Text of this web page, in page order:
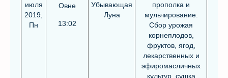
июля
2019,
Пн
Овне
13:02
Убывающая
Луна
прополка и
мульчирование.
Сбор урожая
корнеплодов,
фруктов, ягод,
лекарственных и
эфиромасличных
культур, сушка